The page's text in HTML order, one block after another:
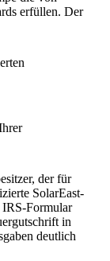
erfüllen. Der
der für
SolarEast-
IRS-Formular
in
deutlich